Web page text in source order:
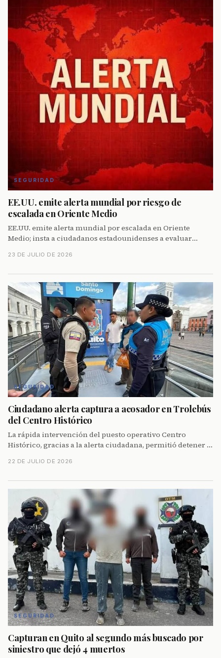
SEGURIDAD
EE.UU. emite alerta mundial por riesgo de
escalada en Oriente Medio
EE.UU. emite alerta mundial por escalada en Oriente
Medio; insta a ciudadanos estadounidenses a evaluar
23 DE JULIO DE 2026
SEGURIDAD
Ciudadano alerta captura a acosador en Trolebús
del Centro Histórico
La rápida intervención del puesto operativo Centro
Histórico, gracias a la alerta ciudadana, permitió detener a
22 DE JULIO DE 2026
SEGURIDAD
Capturan en Quito al segundo más buscado por
siniestro que dejó 4 muertos